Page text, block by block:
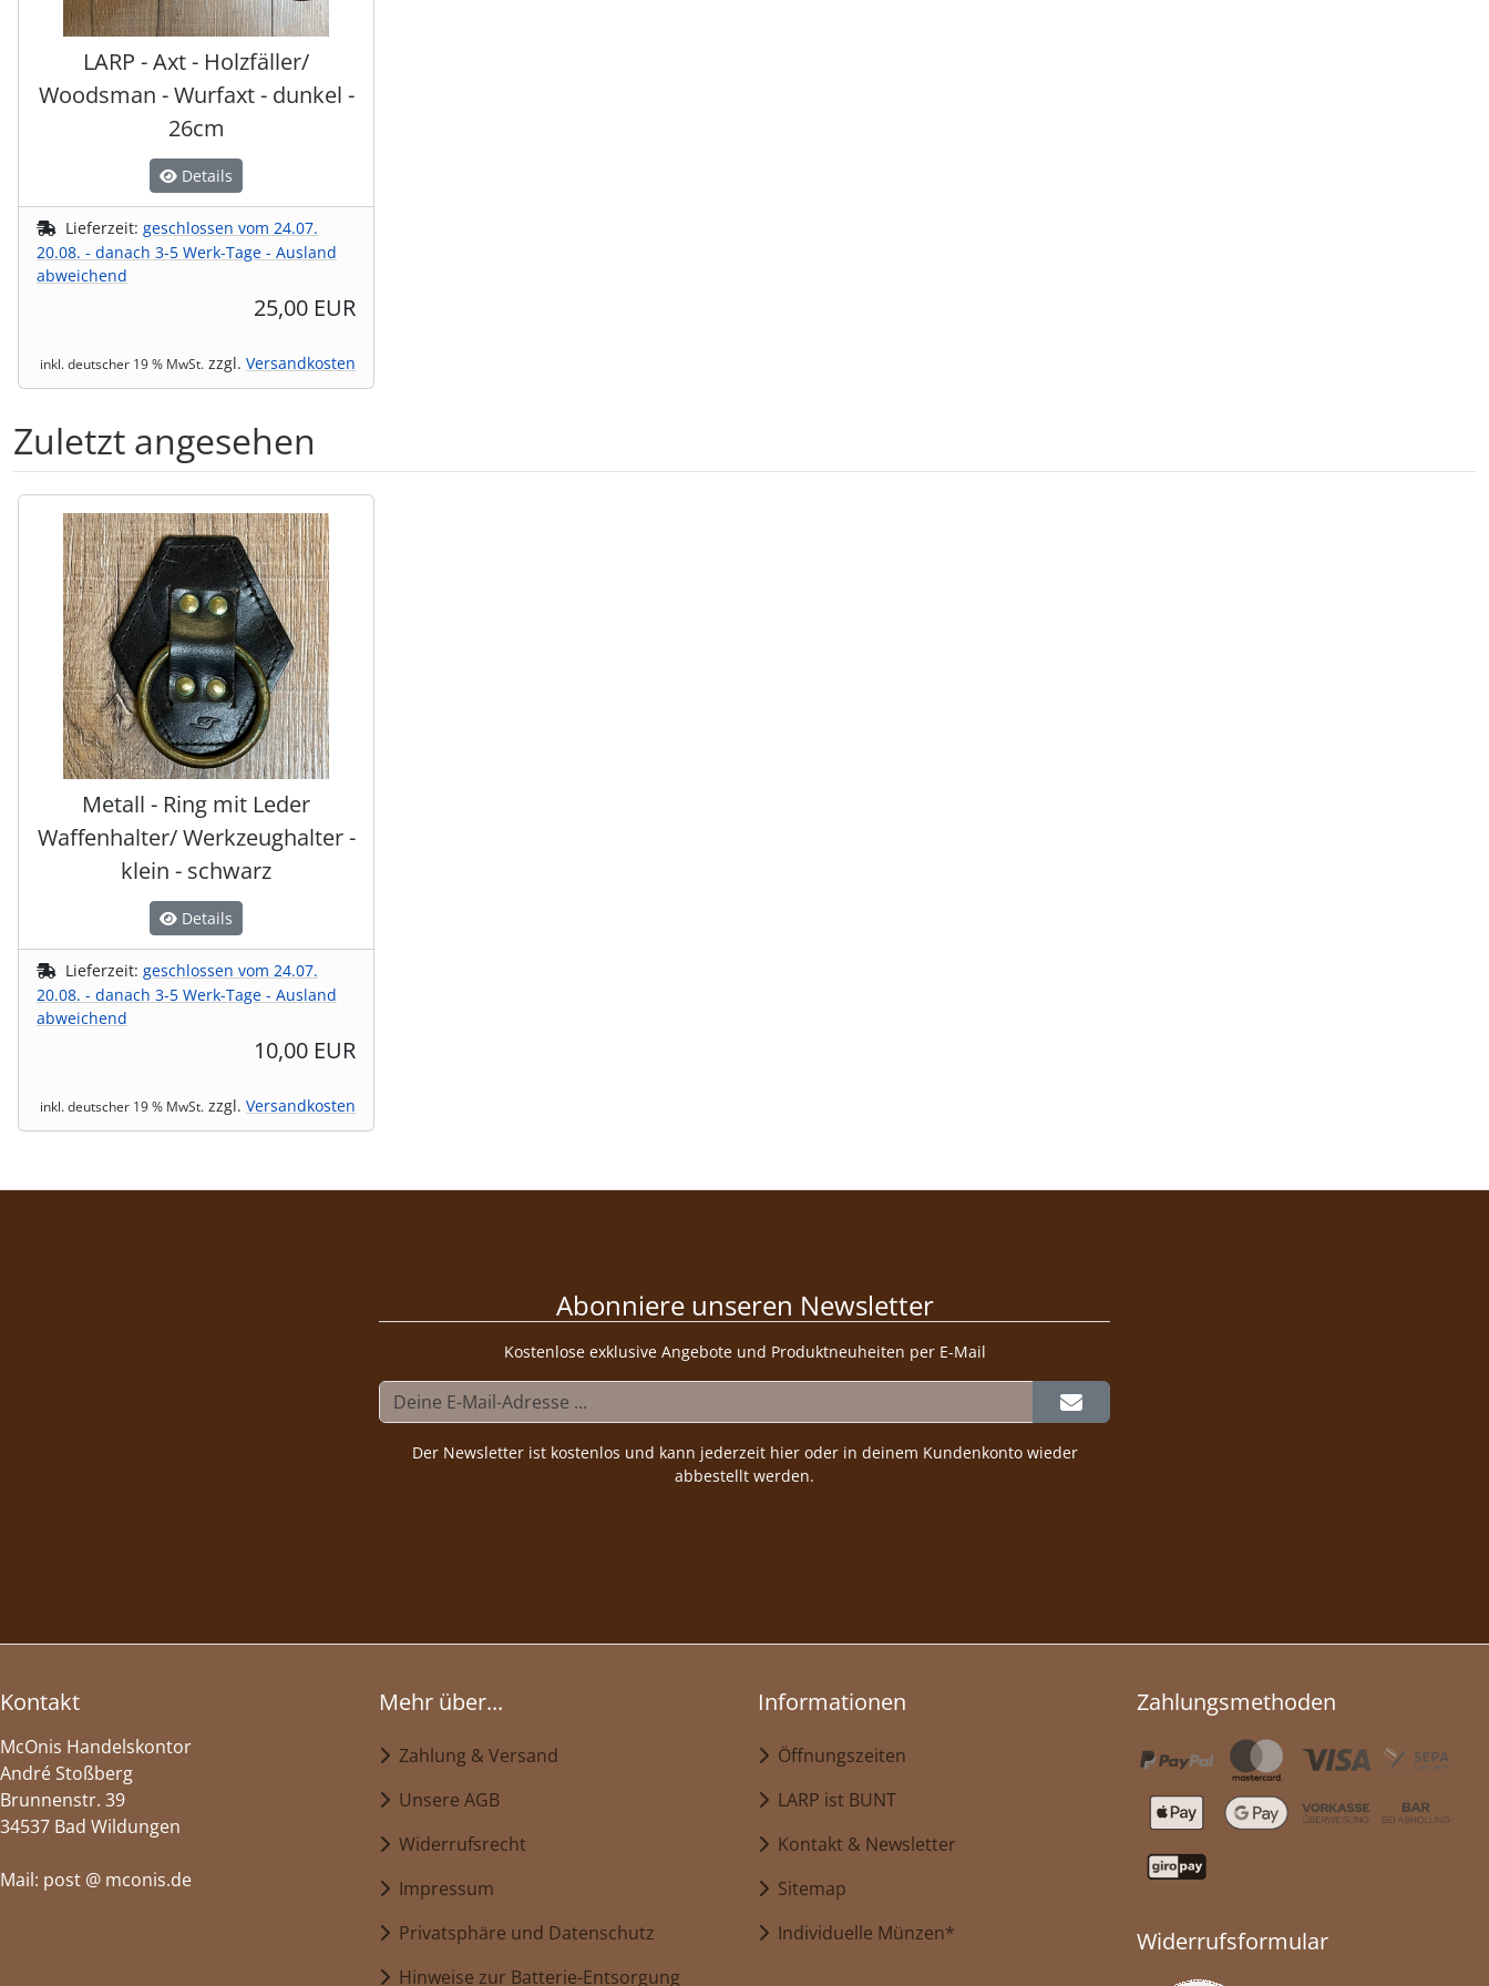
LARP - Axt - Holzfäller/
Woodsman - Wurfaxt - dunkel -
26cm
Details
Lieferzeit: geschlossen vom 24.07.
20.08. - danach 3-5 Werk-Tage - Ausland
abweichend
25,00 EUR
inkl. deutscher 19 % MwSt. zzgl. Versandkosten
Zuletzt angesehen
Es folgt ein Produktslider - navigieren Sie mit der Tab-Taste zu den einzelnen Artikeln.
Metall - Ring mit Leder
Waffenhalter/ Werkzeughalter -
klein - schwarz
Details
Lieferzeit: geschlossen vom 24.07.
20.08. - danach 3-5 Werk-Tage - Ausland
abweichend
10,00 EUR
inkl. deutscher 19 % MwSt. zzgl. Versandkosten
Abonniere unseren Newsletter
Kostenlose exklusive Angebote und Produktneuheiten per E-Mail
Der Newsletter ist kostenlos und kann jederzeit hier oder in deinem Kundenkonto wieder
abbestellt werden.
Kontakt
McOnis Handelskontor
André Stoßberg
Brunnenstr. 39
34537 Bad Wildungen
Mail: post @ mconis.de
Mehr über...
Zahlung & Versand
Unsere AGB
Widerrufsrecht
Impressum
Privatsphäre und Datenschutz
Hinweise zur Batterie-Entsorgung
Informationen
Öffnungszeiten
LARP ist BUNT
Kontakt & Newsletter
Sitemap
Individuelle Münzen*
Zahlungsmethoden
Widerrufsformular